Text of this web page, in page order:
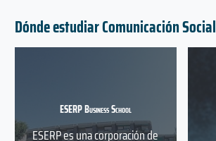
Dónde estudiar Comunicación Social
ESERP Business School
ESERP es una corporación de